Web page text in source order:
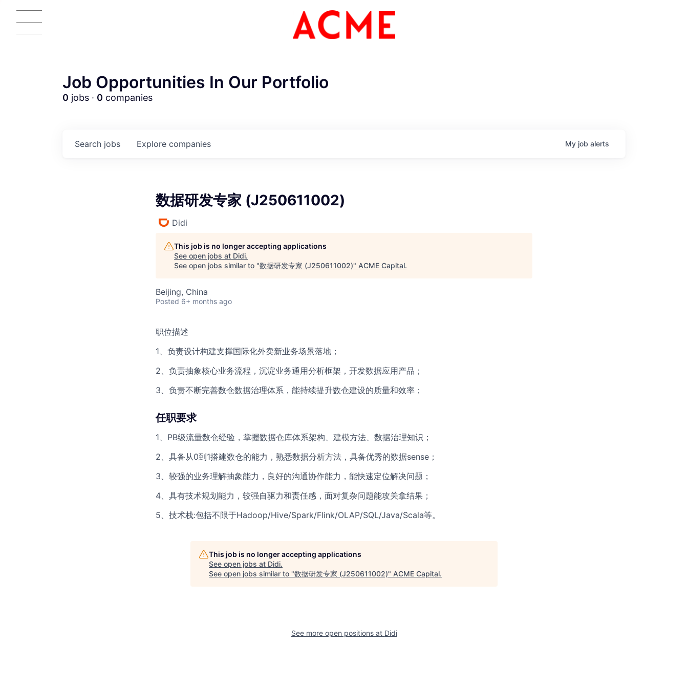
ACME Homepage
Job Opportunities In Our Portfolio
0 jobs · 0 companies
Search jobs Explore companies My job alerts
数据研发专家 (J250611002)
Didi
This job is no longer accepting applications
See open jobs at Didi.
See open jobs similar to "数据研发专家 (J250611002)" ACME Capital.
Beijing, China
Posted 6+ months ago
职位描述
1、负责设计构建支撑国际化外卖新业务场景落地；
2、负责抽象核心业务流程，沉淀业务通用分析框架，开发数据应用产品；
3、负责不断完善数仓数据治理体系，能持续提升数仓建设的质量和效率；
任职要求
1、PB级流量数仓经验，掌握数据仓库体系架构、建模方法、数据治理知识；
2、具备从0到1搭建数仓的能力，熟悉数据分析方法，具备优秀的数据sense；
3、较强的业务理解抽象能力，良好的沟通协作能力，能快速定位解决问题；
4、具有技术规划能力，较强自驱力和责任感，面对复杂问题能攻关拿结果；
5、技术栈:包括不限于Hadoop/Hive/Spark/Flink/OLAP/SQL/Java/Scala等。
This job is no longer accepting applications
See open jobs at Didi.
See open jobs similar to "数据研发专家 (J250611002)" ACME Capital.
See more open positions at Didi